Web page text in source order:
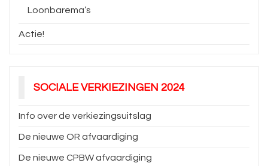
Loonbarema’s
Actie!
SOCIALE VERKIEZINGEN 2024
Info over de verkiezingsuitslag
De nieuwe OR afvaardiging
De nieuwe CPBW afvaardiging